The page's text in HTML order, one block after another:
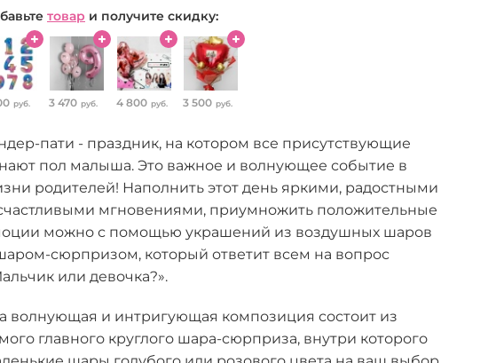
товар и получите скидку:
руб. 3 470 руб. 4 800 руб. 3 500 руб.
пати - праздник, на котором все присутствующие
пол малыша. Это важное и волнующее событие в
родителей! Наполнить этот день яркими, радостными
мгновениями, приумножить положительные
можно с помощью украшений из воздушных шаров
сюрпризом, который ответит всем на вопрос
или девочка?».
волнующая и интригующая композиция состоит из
главного круглого шара-сюрприза, внутри которого